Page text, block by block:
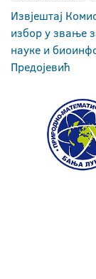
Извјештај
избор у звање
науке и
Предојевић